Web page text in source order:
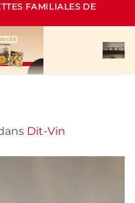
FAMILIALES DE
Dit-Vin